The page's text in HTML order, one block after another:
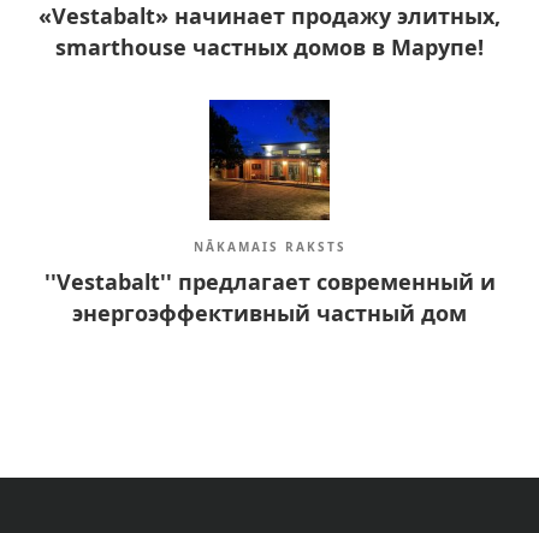
«Vestabalt» начинает продажу элитных,
smarthouse частных домов в Марупе!
NĀKAMAIS RAKSTS
''Vestabalt'' предлагает современный и
энергоэффективный частный дом